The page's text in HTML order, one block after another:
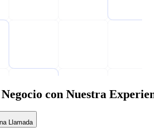
con Nuestra
Llamada